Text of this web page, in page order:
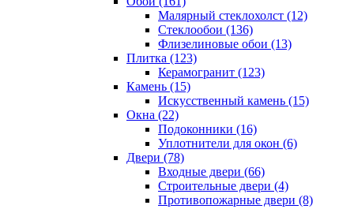
Малярный стеклохолст (12)
Стеклообои (136)
Флизелиновые обои (13)
Плитка (123)
Керамогранит (123)
Камень (15)
Искусственный камень (15)
Окна (22)
Подоконники (16)
Уплотнители для окон (6)
Двери (78)
Входные двери (66)
Строительные двери (4)
Противопожарные двери (8)